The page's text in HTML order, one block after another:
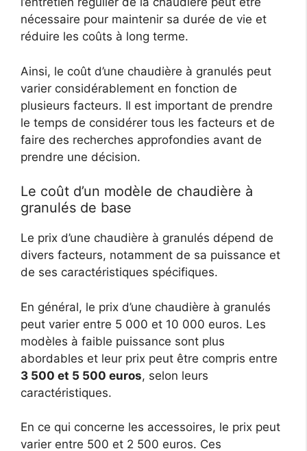
nécessaire pour maintenir sa durée de vie et
réduire les coûts à long terme.
Ainsi, le coût d’une chaudière à granulés peut
varier considérablement en fonction de
plusieurs facteurs. Il est important de prendre
le temps de considérer tous les facteurs et de
faire des recherches approfondies avant de
prendre une décision.
Le coût d’un modèle de chaudière à
granulés de base
Le prix d’une chaudière à granulés dépend de
divers facteurs, notamment de sa puissance et
de ses caractéristiques spécifiques.
En général, le prix d’une chaudière à granulés
peut varier entre 5 000 et 10 000 euros. Les
modèles à faible puissance sont plus
abordables et leur prix peut être compris entre
3 500 et 5 500 euros, selon leurs
caractéristiques.
En ce qui concerne les accessoires, le prix peut
varier entre 500 et 2 500 euros. Ces